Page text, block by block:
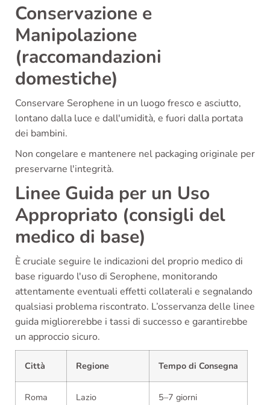
Conservazione e
Manipolazione
(raccomandazioni
domestiche)
Conservare Serophene in un luogo fresco e asciutto,
lontano dalla luce e dall'umidità, e fuori dalla portata
dei bambini.
Non congelare e mantenere nel packaging originale per
preservarne l'integrità.
Linee Guida per un Uso
Appropriato (consigli del
medico di base)
È cruciale seguire le indicazioni del proprio medico di
base riguardo l'uso di Serophene, monitorando
attentamente eventuali effetti collaterali e segnalando
qualsiasi problema riscontrato. L’osservanza delle linee
guida migliorerebbe i tassi di successo e garantirebbe
un approccio sicuro.
Città Regione Tempo di Consegna
Roma Lazio 5–7 giorni